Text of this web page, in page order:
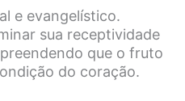
e evangelístico.
sua receptividade
que o fruto
do coração.